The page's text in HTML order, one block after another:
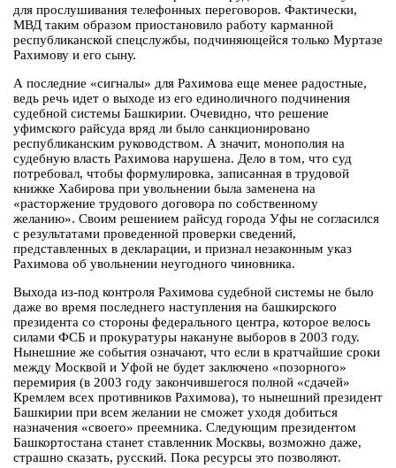
для прослушивания телефонных переговоров. Фактически,
МВД таким образом приостановило работу карманной
республиканской спецслужбы, подчиняющейся только Муртазе
Рахимову и его сыну.
А последние «сигналы» для Рахимова еще менее радостные,
ведь речь идет о выходе из его единоличного подчинения
судебной системы Башкирии. Очевидно, что решение
уфимского райсуда вряд ли было санкционировано
республиканским руководством. А значит, монополия на
судебную власть Рахимова нарушена. Дело в том, что суд
потребовал, чтобы формулировка, записанная в трудовой
книжке Хабирова при увольнении была заменена на
«расторжение трудового договора по собственному
желанию». Своим решением райсуд города Уфы не согласился
с результатами проведенной проверки сведений,
представленных в декларации, и признал незаконным указ
Рахимова об увольнении неугодного чиновника.
Выхода из-под контроля Рахимова судебной системы не было
даже во время последнего наступления на башкирского
президента со стороны федерального центра, которое велось
силами ФСБ и прокуратуры накануне выборов в 2003 году.
Нынешние же события означают, что если в кратчайшие сроки
между Москвой и Уфой не будет заключено «позорного»
перемирия (в 2003 году закончившегося полной «сдачей»
Кремлем всех противников Рахимова), то нынешний президент
Башкирии при всем желании не сможет уходя добиться
назначения «своего» преемника. Следующим президентом
Башкортостана станет ставленник Москвы, возможно даже,
страшно сказать, русский. Пока ресурсы это позволяют.